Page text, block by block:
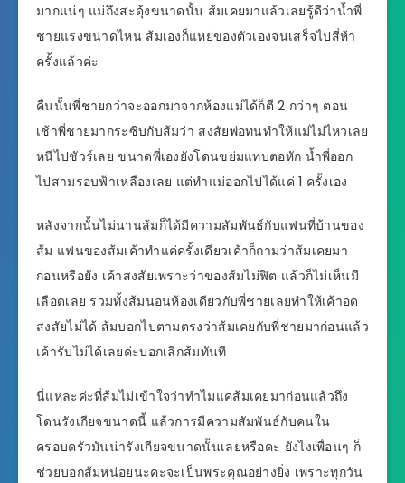
มากแน่ๆ แม่ถึงสะดุ้งขนาดนั้น ส้มเคยมาแล้วเลยรู้ดีว่าน้ำพี่
ชายแรงขนาดไหน ส้มเองก็แหย่ของตัวเองจนเสร็จไปสี่ห้า
ครั้งแล้วค่ะ
คืนนั้นพี่ชายกว่าจะออกมาจากห้องแม่ได้ก็ตี 2 กว่าๆ ตอน
เช้าพี่ชายมากระซิบกับส้มว่า สงสัยพ่อทนทำให้แม่ไม่ไหวเลย
หนีไปชัวร์เลย ขนาดพี่เองยังโดนขย่มแทบตอหัก น้ำพี่ออก
ไปสามรอบฟ้าเหลืองเลย แต่ทำแม่ออกไปได้แค่ 1 ครั้งเอง
หลังจากนั้นไม่นานส้มก็ได้มีความสัมพันธ์กับแฟนที่บ้านของ
ส้ม แฟนของส้มเค้าทำแค่ครั้งเดียวเค้าก็ถามว่าส้มเคยมา
ก่อนหรือยัง เค้าสงสัยเพราะว่าของส้มไม่ฟิต แล้วก็ไม่เห็นมี
เลือดเลย รวมทั้งส้มนอนห้องเดียวกับพี่ชายเลยทำให้เค้าอด
สงสัยไม่ได้ ส้มบอกไปตามตรงว่าส้มเคยกับพี่ชายมาก่อนแล้ว
เค้ารับไม่ได้เลยค่ะบอกเลิกส้มทันที
นี่แหละค่ะที่ส้มไม่เข้าใจว่าทำไมแค่ส้มเคยมาก่อนแล้วถึง
โดนรังเกียจขนาดนี้ แล้วการมีความสัมพันธ์กับคนใน
ครอบครัวมันน่ารังเกียจขนาดนั้นเลยหรือคะ ยังไงเพื่อนๆ ก็
ช่วยบอกส้มหน่อยนะคะจะเป็นพระคุณอย่างยิ่ง เพราะทุกวัน